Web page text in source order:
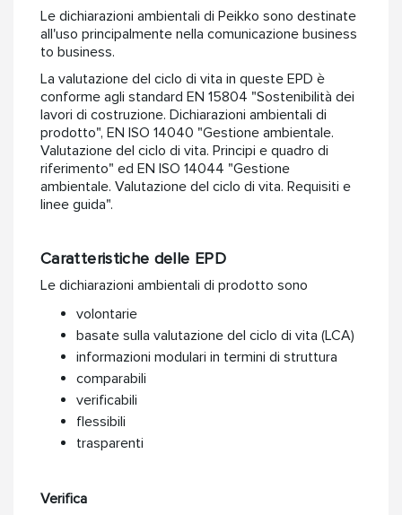
Le dichiarazioni ambientali di Peikko sono destinate
all'uso principalmente nella comunicazione business
to business.
La valutazione del ciclo di vita in queste EPD è
conforme agli standard EN 15804 "Sostenibilità dei
lavori di costruzione. Dichiarazioni ambientali di
prodotto", EN ISO 14040 "Gestione ambientale.
Valutazione del ciclo di vita. Principi e quadro di
riferimento" ed EN ISO 14044 "Gestione
ambientale. Valutazione del ciclo di vita. Requisiti e
linee guida".
Caratteristiche delle EPD
Le dichiarazioni ambientali di prodotto sono
volontarie
basate sulla valutazione del ciclo di vita (LCA)
informazioni modulari in termini di struttura
comparabili
verificabili
flessibili
trasparenti
Verifica